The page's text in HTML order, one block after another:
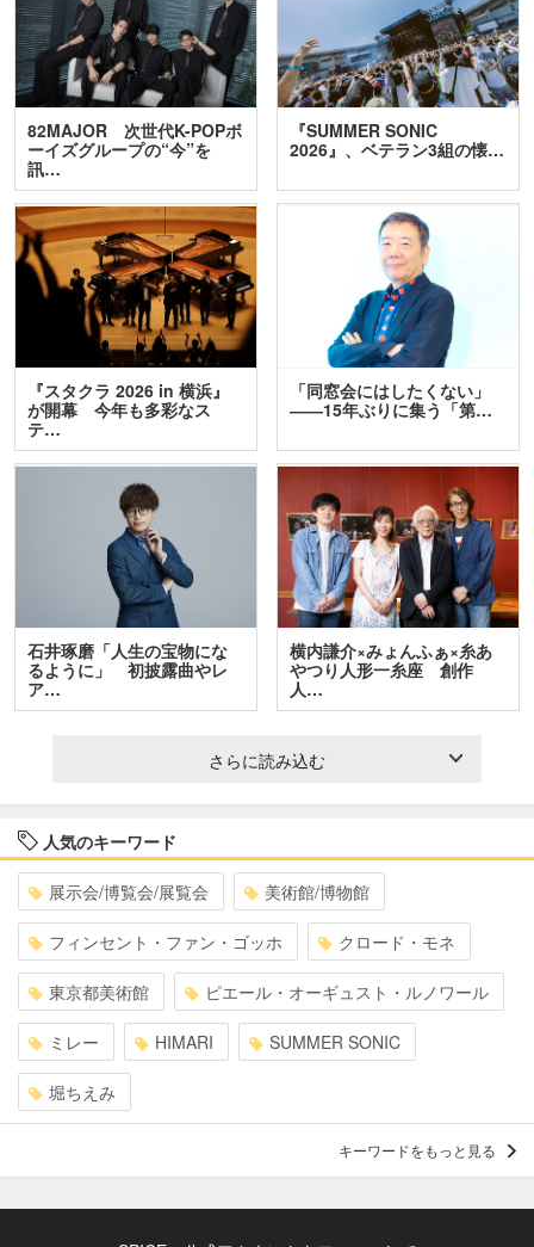
82MAJOR 次世代K-POPボ
ーイズグループの“今”を
訊…
『SUMMER SONIC
2026』、ベテラン3組の懐…
『スタクラ 2026 in 横浜』
が開幕 今年も多彩なス
テ…
「同窓会にはしたくない」
――15年ぶりに集う「第…
石井琢磨「人生の宝物にな
るように」 初披露曲やレ
ア…
横内謙介×みょんふぁ×糸あ
やつり人形一糸座 創作
人…
さらに読み込む
人気のキーワード
展示会/博覧会/展覧会 美術館/博物館
フィンセント・ファン・ゴッホ クロード・モネ
東京都美術館 ピエール・オーギュスト・ルノワール
ミレー HIMARI SUMMER SONIC
堀ちえみ
キーワードをもっと見る